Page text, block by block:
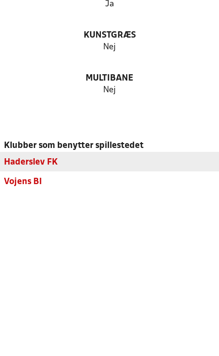
Ja
KUNSTGRÆS
Nej
MULTIBANE
Nej
Klubber som benytter spillestedet
Haderslev FK
Vojens BI